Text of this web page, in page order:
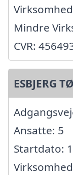
Mindre
CVR:
ESBJERG
Ansatte: 5
Startdato: